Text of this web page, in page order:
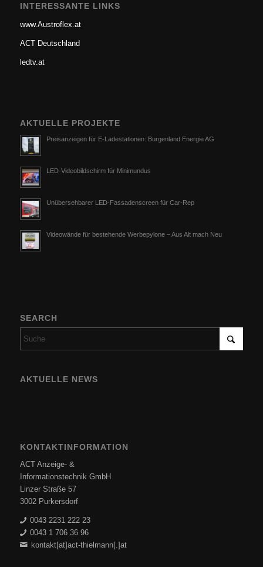
INTERESSANTE LINKS
www.Austroflex.at
ACT Deutschland
ledtv.at
AKTUELLE PROJEKTE
Preisanzeigen für E-Ladestationen: Burgenland Energie AG
LED-Videobildschirm für Minimundus
Unübersehbarer LED-Fassadenscreen für Car-Rep
Videowände für bestehende Werbepylone – Aus Alt mach Neu
SEARCH
AKTUELLE NEWS
KONTAKTINFORMATION
ACT Anzeige- &
Informationstechnik GmbH
Linzer Straße 57
3002 Purkersdorf
0043 2231 222 23
0043 1 706 36 96
kontakt[at]act-thielmann[.]at